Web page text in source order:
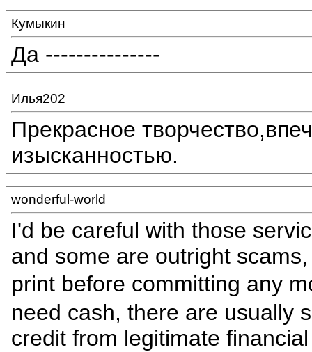
Кумыкин
Да ---------------
Илья202
Прекрасное
изысканностью.
wonderful-world
I'd be careful with those
and some are outright
print before committing any
need cash, there are usually
credit from legitimate